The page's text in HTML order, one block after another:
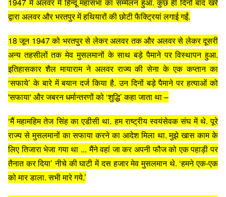
द्वारा अलवर और भरतपुर में हथियारों की छोटी फैक्ट्रियां लगाई गईं.
18 जून 1947 को भरतपुर से लेकर अलवर तक और अलवर से लेकर दूसरी
अन्य तहसीलों तक मेव मुसलमानों के साथ बड़े पैमाने पर विस्थापन हुआ.
इतिहासकार शैल मायाराम ने अलवर राज्य की सेना के एक कप्तान का
‘सफाये’ के बारे में बयान दर्ज किया है. उन दिनों बड़े पैमाने पर हत्याओं को
'सफाया' और जबरन धर्मान्तरणों को ‘शुद्धि’ कहा जाता था –
‘मैं महामहिम तेज सिंह का एडीसी था. हम राष्ट्रीय स्वयंसेवक संघ में थे. पूरे
राज्य से मुसलमानों का सफाया करने का आदेश मिला था. मुझे खास काम के
लिए तिजारा भेजा गया था ... मैंने वहां जा कर अपनी फौज को एक पहाड़ी पर
तैनात कर दिया’ नीचे की घाटी में दस हजार मेव मुसलमान थे. ‘हमने एक-एक
को मार डाला. सभी मारे गये.’